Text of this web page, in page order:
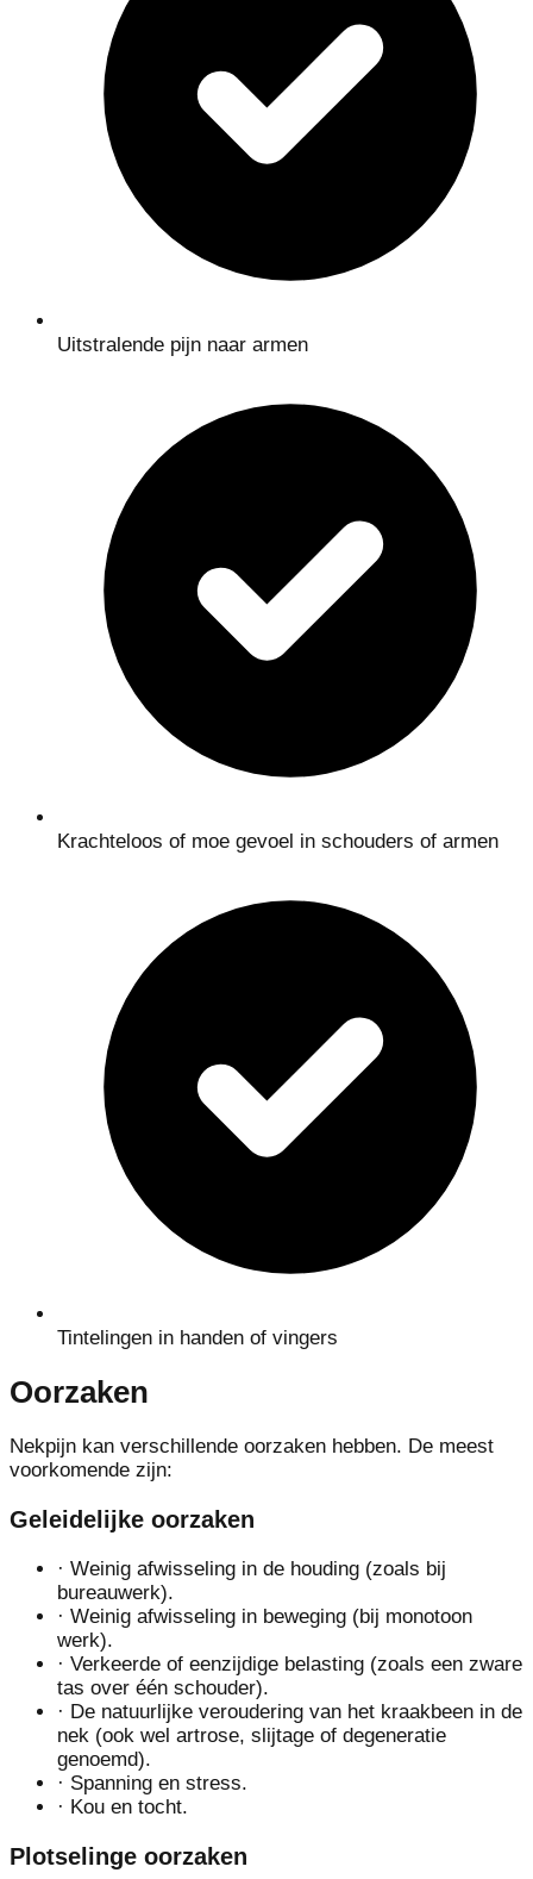
Uitstralende pijn naar armen
Krachteloos of moe gevoel in schouders of armen
Tintelingen in handen of vingers
Oorzaken
Nekpijn kan verschillende oorzaken hebben. De meest
voorkomende zijn:
Geleidelijke oorzaken
· Weinig afwisseling in de houding (zoals bij
bureauwerk).
· Weinig afwisseling in beweging (bij monotoon
werk).
· Verkeerde of eenzijdige belasting (zoals een zware
tas over één schouder).
· De natuurlijke veroudering van het kraakbeen in de
nek (ook wel artrose, slijtage of degeneratie
genoemd).
· Spanning en stress.
· Kou en tocht.
Plotselinge oorzaken